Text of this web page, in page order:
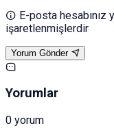
E-posta hesabınız
işaretlenmişlerdir
Yorum Gönder
Yorumlar
0 yorum